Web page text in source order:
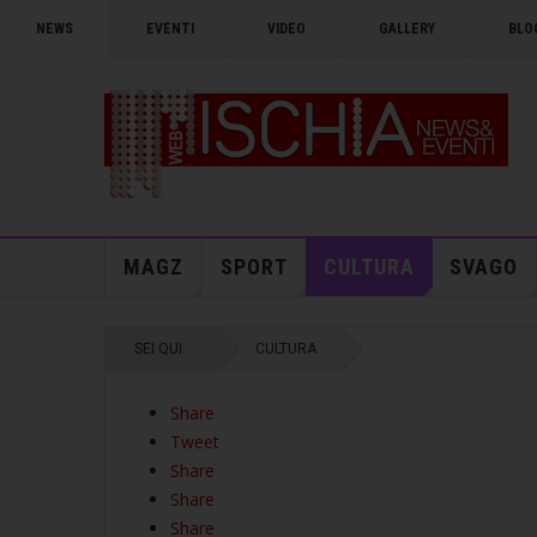
NEWS EVENTI VIDEO GALLERY
MAGZ SPORT CULTURA SVAGO
SEI QUI: CULTURA
Share
Tweet
Share
Share
Share